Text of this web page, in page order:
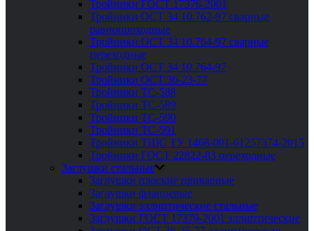
Тройники ГОСТ 17376-2001
Тройники ОСТ 34 10.762-97 сварные
равнопроходные
Тройники ОСТ 34 10.764-97 сварные
переходные
Тройники ОСТ 34 10.764-97
Тройники ОСТ 36-23-77
Тройники ТС-588
Тройники ТС-589
Тройники ТС-590
Тройники ТС-591
Тройники ТШС ТУ 1468-001-61257374-2015
Тройники ГОСТ 22822-83 переходные
Заглушки стальные
Заглушки плоские приварные
Заглушки фланцевые
Заглушки эллиптические стальные
Заглушки ГОСТ 17379-2001 эллиптические